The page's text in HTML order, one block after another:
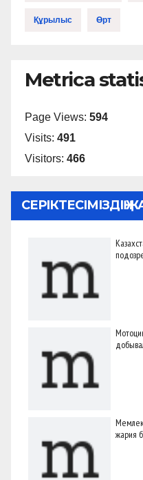
Құрылыс Өрт
Metrica
Page Views: 594
Visits: 491
Visitors: 466
СЕРІКТЕСІМІЗДІҢ
жария